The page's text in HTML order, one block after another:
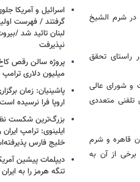
در شرم الشیخ
راستای تحقق
دولت و شورای عالی
متعددی
سفرهای متعددی میان قاهره و شرم
برخی از آن به
اسرائیل و آمریکا
گرفتند / فهرست
لبنان تائید شد /
نپذیرفت
میلیون دلاری ترامپ
پاشینیان: زمان
اروپا فرا نرسیده است
بزرگ‌ترین شکست
ایلینوی: ترامپ
خلیج فارس
دیپلمات پیشین
تنگه هرمز را به